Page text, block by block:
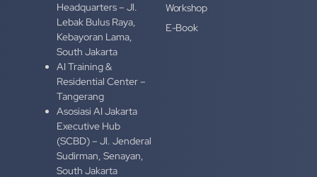
Headquarters – Jl.
Lebak Bulus Raya,
Kebayoran Lama,
South Jakarta
AI Training &
Residential Center –
Tangerang
Asosiasi AI Jakarta
Executive Hub
(SCBD) – Jl. Jenderal
Sudirman, Senayan,
South Jakarta
Workshop
E-Book